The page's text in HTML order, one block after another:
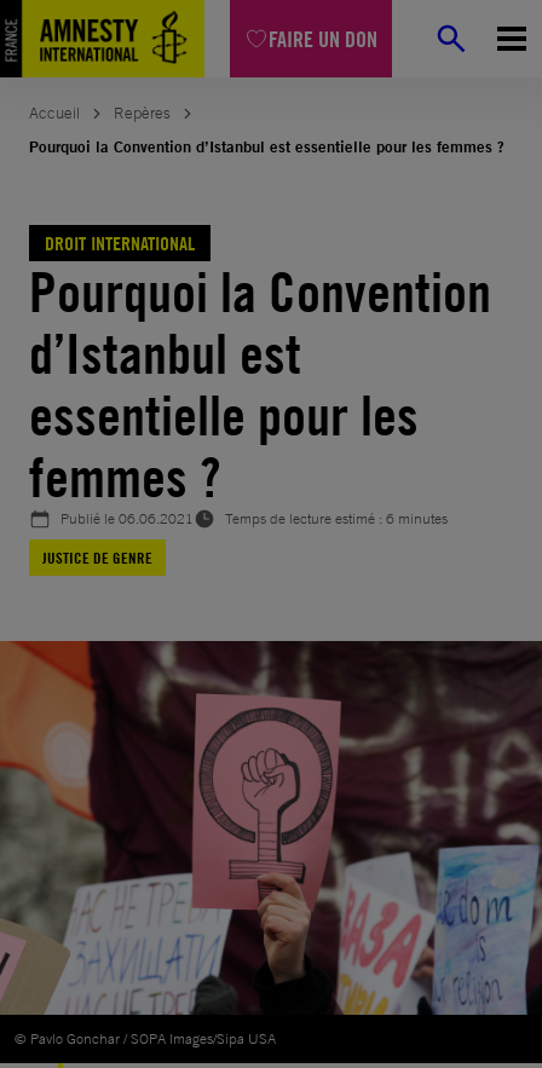
FAIRE UN DON
Aller
au
contenu
Accueil
Repères
Pourquoi la Convention d’Istanbul est essentielle pour les femmes ?
DROIT INTERNATIONAL
Pourquoi la Convention
d’Istanbul est
essentielle pour les
femmes ?
Publié le06.06.2021
Temps de lecture estimé : 6 minutes
JUSTICE DE GENRE
© Pavlo Gonchar / SOPA Images/Sipa USA